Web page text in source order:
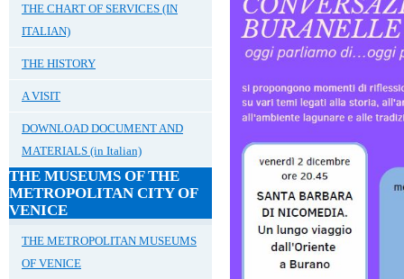
THE CHART OF SERVICES (IN
ITALIAN)
THE HISTORY
A VISIT
DOWNLOAD DOCUMENT AND
MATERIALS (in Italian)
THE MUSEUMS OF THE
METROPOLITAN CITY OF
VENICE
THE METROPOLITAN MUSEUMS
OF VENICE